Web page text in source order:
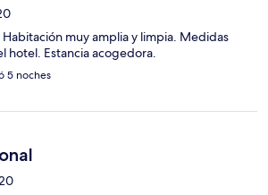
muy amplia y limpia. Medidas
hotel. Estancia acogedora.
5 noches